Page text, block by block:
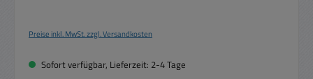
Preise inkl. MwSt. zzgl. Versandkosten
Sofort verfügbar, Lieferzeit: 2-4 Tage